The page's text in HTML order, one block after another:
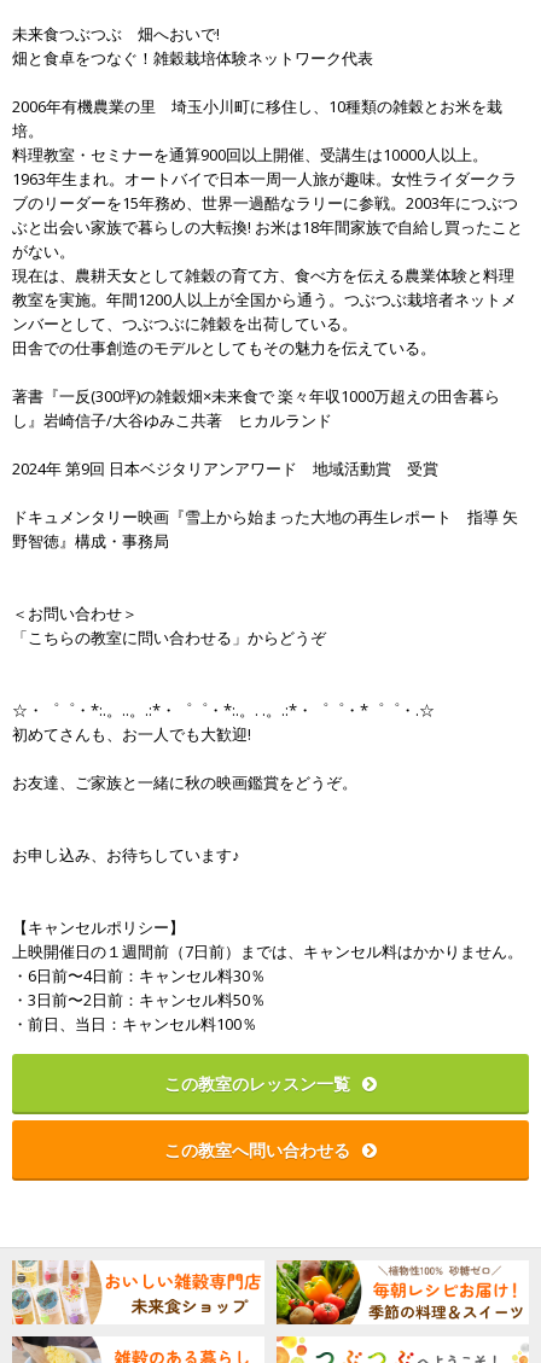
未来食つぶつぶ 畑へおいで!
畑と食卓をつなぐ！雑穀栽培体験ネットワーク代表
2006年有機農業の里 埼玉小川町に移住し、10種類の雑穀とお米を栽
培。
料理教室・セミナーを通算900回以上開催、受講生は10000人以上。
1963年生まれ。オートバイで日本一周一人旅が趣味。女性ライダークラ
ブのリーダーを15年務め、世界一過酷なラリーに参戦。2003年につぶつ
ぶと出会い家族で暮らしの大転換! お米は18年間家族で自給し買ったこと
がない。
現在は、農耕天女として雑穀の育て方、食べ方を伝える農業体験と料理
教室を実施。年間1200人以上が全国から通う。つぶつぶ栽培者ネットメ
ンバーとして、つぶつぶに雑穀を出荷している。
田舎での仕事創造のモデルとしてもその魅力を伝えている。
著書『一反(300坪)の雑穀畑×未来食で 楽々年収1000万超えの田舎暮ら
し』岩崎信子/大谷ゆみこ共著 ヒカルランド
2024年 第9回 日本ベジタリアンアワード 地域活動賞 受賞
ドキュメンタリー映画『雪上から始まった大地の再生レポート 指導 矢
野智徳』構成・事務局
＜お問い合わせ＞
「こちらの教室に問い合わせる」からどうぞ
☆・゜゜・*:.。..。.:*・゜゜・*:.。. .。.:*・゜゜・*゜゜・.☆
初めてさんも、お一人でも大歓迎!
お友達、ご家族と一緒に秋の映画鑑賞をどうぞ。
お申し込み、お待ちしています♪
【キャンセルポリシー】
上映開催日の１週間前（7日前）までは、キャンセル料はかかりません。
・6日前〜4日前：キャンセル料30％
・3日前〜2日前：キャンセル料50％
・前日、当日：キャンセル料100％
この教室のレッスン一覧
この教室へ問い合わせる